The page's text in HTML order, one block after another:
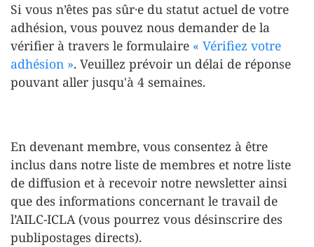
Si vous n’êtes pas sûr·e du statut actuel de votre
adhésion, vous pouvez nous demander de la
vérifier à travers le formulaire « Vérifiez votre
adhésion ». Veuillez prévoir un délai de réponse
pouvant aller jusqu'à 4 semaines.
En devenant membre, vous consentez à être
inclus dans notre liste de membres et notre liste
de diffusion et à recevoir notre newsletter ainsi
que des informations concernant le travail de
l’AILC-ICLA (vous pourrez vous désinscrire des
publipostages directs).